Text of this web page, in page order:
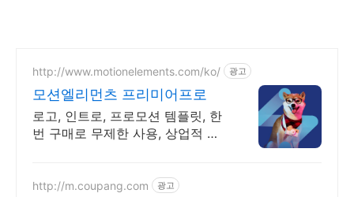
http://www.motionelements.com/ko/ 광고
모션엘리먼츠 프리미어프로
로고, 인트로, 프로모션 템플릿, 한
번 구매로 무제한 사용, 상업적 사
http://m.coupang.com 광고